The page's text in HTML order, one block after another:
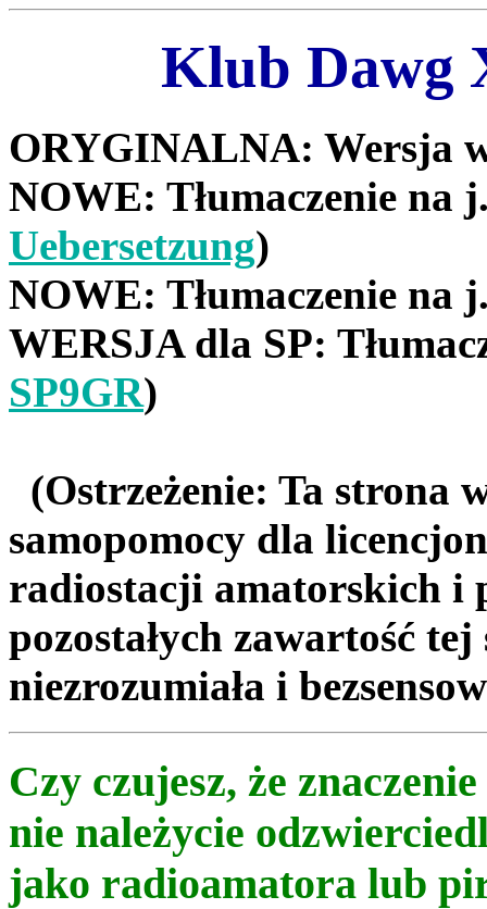
Klub Dawg
ORYGINALNA: Wersja
NOWE: Tłumaczenie na
Uebersetzung)
NOWE: Tłumaczenie na
WERSJA dla SP:
SP9GR)
(Ostrzeżenie: Ta strona
samopomocy dla
radiostacji amatorskich i
pozostałych zawartość
niezrozumiała i
Czy czujesz, że
nie należycie
jako radioamatora lub